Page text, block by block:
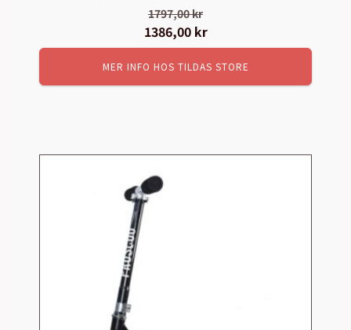
1797,00kr
Det
ursprungliga
priset
var:
1386,00 krDet
nuvarande
priset
är:
MER INFO HOS TILDAS STORE